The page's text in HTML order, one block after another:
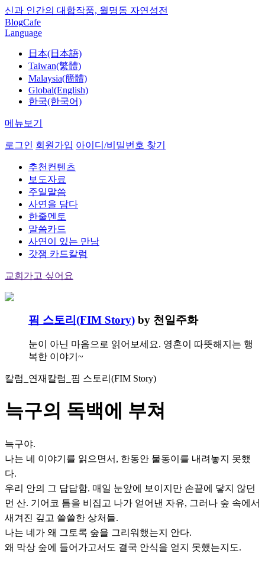
신과 인간의 대합작품, 월명동 자연성전
BlogCafe
Language
日本(日本語)
Taiwan(繁體)
Malaysia(簡體)
Global(English)
한국(한국어)
메뉴보기
로그인 회원가입 아이디/비밀번호 찾기
추천컨텐츠
보도자료
주일말씀
사연을 담다
한줄멘토
말씀카드
사연이 있는 만남
갓잼 카드칼럼
교회가고 싶어요
핌 스토리(FIM Story) by 천일주화
눈이 아닌 마음으로 읽어보세요. 영혼이 따뜻해지는 행
복한 이야기~
칼럼_연재칼럼_핌 스토리(FIM Story)
늑구의 독백에 부쳐
늑구야.
나는 네 이야기를 읽으면서, 한동안 물동이를 내려놓지 못했
다.
우리 안의 그 답답함. 매일 눈앞에 보이지만 손끝에 닿지 않던
먼 산. 기어코 틈을 비집고 나가 얻어낸 자유, 그러나 숲 속에서
새겨진 깊고 쓸쓸한 상처들.
나는 네가 왜 그토록 숲을 그리워했는지 안다.
왜 막상 숲에 들어가고서도 결국 안식을 얻지 못했는지도.